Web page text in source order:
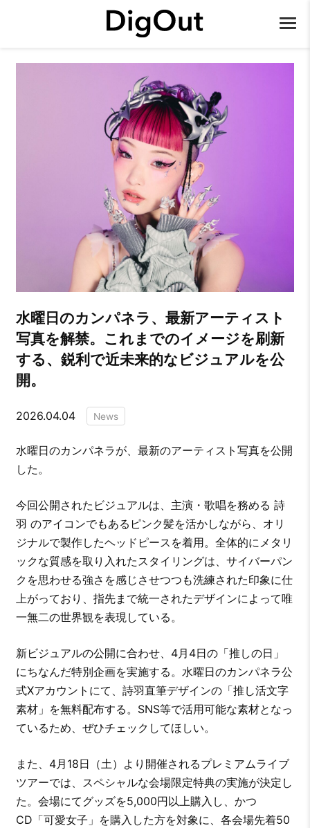
水曜日のカンパネラ、最新アーティスト
写真を解禁。これまでのイメージを刷新
する、鋭利で近未来的なビジュアルを公
開。
2026.04.04 News
水曜日のカンパネラが、最新のアーティスト写真を公開
した。
今回公開されたビジュアルは、主演・歌唱を務める 詩
羽 のアイコンでもあるピンク髪を活かしながら、オリ
ジナルで製作したヘッドピースを着用。全体的にメタリ
ックな質感を取り入れたスタイリングは、サイバーパン
クを思わせる強さを感じさせつつも洗練された印象に仕
上がっており、指先まで統一されたデザインによって唯
一無二の世界観を表現している。
新ビジュアルの公開に合わせ、4月4日の「推しの日」
にちなんだ特別企画を実施する。水曜日のカンパネラ公
式Xアカウントにて、詩羽直筆デザインの「推し活文字
素材」を無料配布する。SNS等で活用可能な素材となっ
ているため、ぜひチェックしてほしい。
また、4月18日（土）より開催されるプレミアムライブ
ツアーでは、スペシャルな会場限定特典の実施が決定し
た。会場にてグッズを5,000円以上購入し、かつ
CD「可愛女子」を購入した方を対象に、各会場先着50